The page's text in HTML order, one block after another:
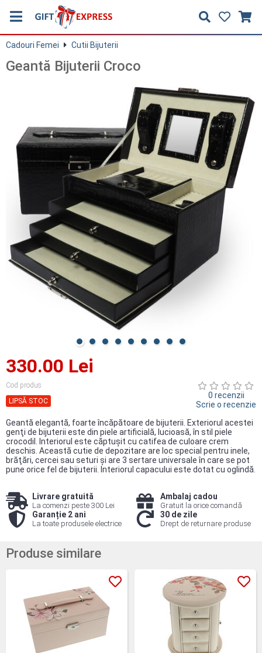
Cadouri Femei Cutii Bijuterii
Geantă Bijuterii Croco
330.00 Lei
Cod produs
LIPSĂ STOC
0 recenzii
Scrie o recenzie
Geantă elegantă, foarte încăpătoare de bijuterii. Exteriorul acestei
genţi de bijuterii este din piele artificială, lucioasă, în stil piele
crocodil. Interiorul este căptuşit cu catifea de culoare crem
deschis. Această cutie de depozitare are loc special pentru inele,
brăţări, cercei sau seturi şi are 3 sertare universale în care se pot
pune orice fel de bijuterii. Interiorul capacului este dotat cu oglindă.
Livrare gratuită
La comenzi peste 300 Lei
Ambalaj cadou
Gratuit la orice comandă
Garanție 2 ani
La toate produsele electrice
30 de zile
Drept de returnare produse
Produse similare